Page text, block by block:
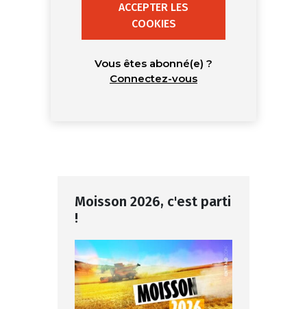
ACCEPTER LES
COOKIES
Vous êtes abonné(e) ?
Connectez-vous
Moisson 2026, c'est parti
!